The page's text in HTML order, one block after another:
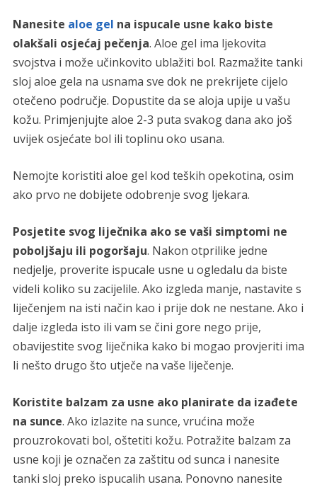
Nanesite aloe gel na ispucale usne kako biste
olakšali osjećaj pečenja. Aloe gel ima ljekovita
svojstva i može učinkovito ublažiti bol. Razmažite tanki
sloj aloe gela na usnama sve dok ne prekrijete cijelo
otečeno područje. Dopustite da se aloja upije u vašu
kožu. Primjenjujte aloe 2-3 puta svakog dana ako još
uvijek osjećate bol ili toplinu oko usana.
Nemojte koristiti aloe gel kod teških opekotina, osim
ako prvo ne dobijete odobrenje svog ljekara.
Posjetite svog liječnika ako se vaši simptomi ne
poboljšaju ili pogoršaju. Nakon otprilike jedne
nedjelje, proverite ispucale usne u ogledalu da biste
videli koliko su zacijelile. Ako izgleda manje, nastavite s
liječenjem na isti način kao i prije dok ne nestane. Ako i
dalje izgleda isto ili vam se čini gore nego prije,
obavijestite svog liječnika kako bi mogao provjeriti ima
li nešto drugo što utječe na vaše liječenje.
Koristite balzam za usne ako planirate da izađete
na sunce. Ako izlazite na sunce, vrućina može
prouzrokovati bol, oštetiti kožu. Potražite balzam za
usne koji je označen za zaštitu od sunca i nanesite
tanki sloj preko ispucalih usana. Ponovno nanesite